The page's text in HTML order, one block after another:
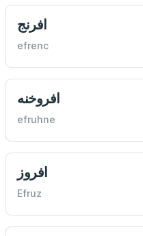
افرنج
efrenc
افروخنه
efruhne
افروز
Efruz